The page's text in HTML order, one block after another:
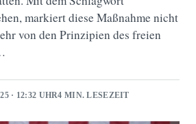
markiert diese Maßnahme nicht
von den Prinzipien des freien
· 12:32 UHR4 MIN. LESEZEIT